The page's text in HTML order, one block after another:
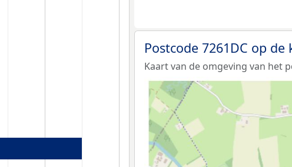
Postcode 7261DC op de
Kaart van de omgeving van het